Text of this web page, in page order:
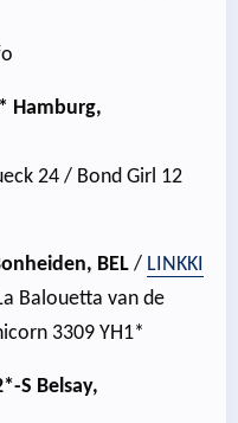
Hamburg,
24 / Bond Girl 12
BEL / LINKKI
Balouetta van de
3309 YH1*
S Belsay,